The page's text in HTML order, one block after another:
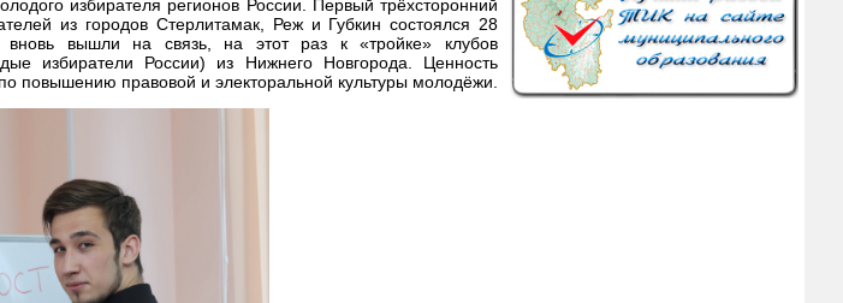
избирателя регионов России. Первый трёхсторонний
из городов Стерлитамак, Реж и Губкин состоялся 28
вышли на связь, на этот раз к «тройке» клубов
избиратели России) из Нижнего Новгорода. Ценность
повышению правовой и электоральной культуры молодёжи.